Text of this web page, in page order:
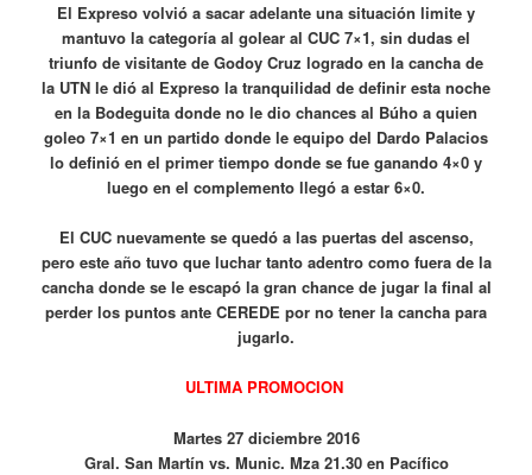
El Expreso volvió a sacar adelante una situación limite y
mantuvo la categoría al golear al CUC 7×1, sin dudas el
triunfo de visitante de Godoy Cruz logrado en la cancha de
la UTN le dió al Expreso la tranquilidad de definir esta noche
en la Bodeguita donde no le dio chances al Búho a quien
goleo 7×1 en un partido donde le equipo del Dardo Palacios
lo definió en el primer tiempo donde se fue ganando 4×0 y
luego en el complemento llegó a estar 6×0.
El CUC nuevamente se quedó a las puertas del ascenso,
pero este año tuvo que luchar tanto adentro como fuera de la
cancha donde se le escapó la gran chance de jugar la final al
perder los puntos ante CEREDE por no tener la cancha para
jugarlo.
ULTIMA PROMOCION
Martes 27 diciembre 2016
Gral. San Martín vs. Munic. Mza 21.30 en Pacífico